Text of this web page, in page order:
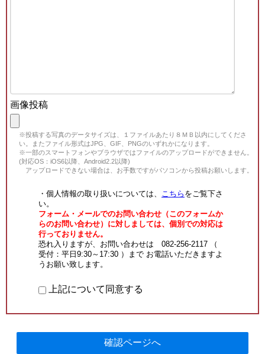
画像投稿
※投稿する写真のデータサイズは、１ファイルあたり８ＭＢ以内にしてくださ
い。またファイル形式はJPG、GIF、PNGのいずれかになります。
※一部のスマートフォンやブラウザではファイルのアップロードができません。
(対応OS：iOS6以降、Android2.2以降)
アップロードできない場合は、お手数ですがパソコンから投稿お願いします。
・個人情報の取り扱いについては、 こちら をご覧下さ
い。
フォーム・メールでのお問い合わせ（このフォームか
らのお問い合わせ）に対しましては、個別での対応は
行っておりません。
恐れ入りますが、お問い合わせは 082-256-2117 （
受付：平日9:30～17:30 ）まで お電話いただきますよ
うお願い致します。
上記について同意する
確認ページへ